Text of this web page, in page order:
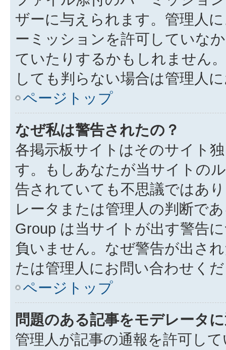
ザーに与えられます。管理人
ーミッションを許可していな
ていたりするかもしれません
しても判らない場合は管理人
ページトップ
なぜ私は警告されたの？
各掲示板サイトはそのサイト
す。もしあなたが当サイトの
告されていても不思議ではあ
レータまたは管理人の判断で
Group は当サイトが出す警告
負いません。なぜ警告が出さ
たは管理人にお問い合わせく
ページトップ
問題のある記事をモデレータ
管理人が記事の通報を許可し